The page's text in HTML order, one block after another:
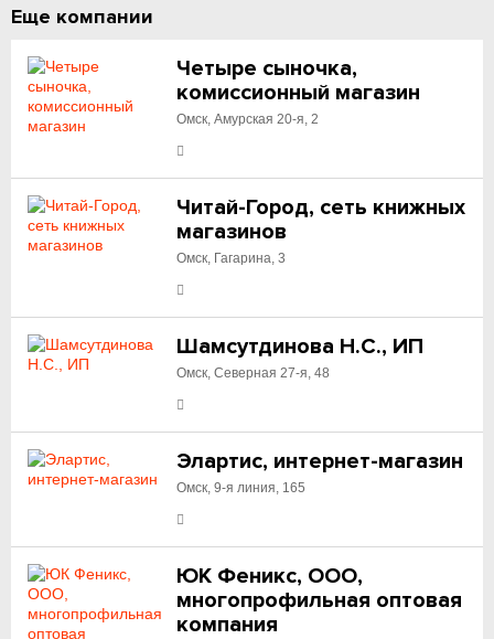
Еще компании
Четыре сыночка,
комиссионный магазин
Омск, Амурская 20-я, 2
Читай-Город, сеть книжных
магазинов
Омск, Гагарина, 3
Шамсутдинова Н.С., ИП
Омск, Северная 27-я, 48
Элартис, интернет-магазин
Омск, 9-я линия, 165
ЮК Феникс, ООО,
многопрофильная оптовая
компания